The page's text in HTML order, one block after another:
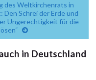
des Weltkirchenrats in
Schrei der Erde und
Ungerechtigkeit für die
in Deutschland